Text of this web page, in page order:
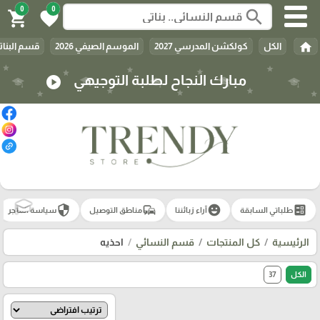
search
0
favorite
0
shopping_cart
home الكل كولكشن المدرسي 2027 الموسم الصيفي 2026 قسم
مبارك النجاح لطلبة التوجيهي play_circle
🎓 ballotطلباتي السابقة emoji_emotionsآراء زبائننا commuteمناطق التوصيل securityسياسة المتجر
الرئيسية كل المنتجات قسم النسائي احذيه
الكل 37